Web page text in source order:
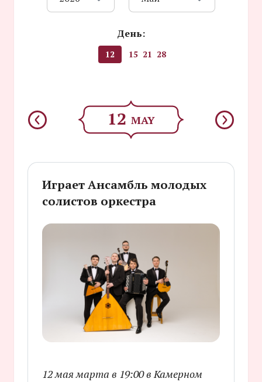
День:
12 15 21 28
12 MAY
Играет Ансамбль молодых
солистов оркестра
12 мая марта в 19:00 в Камерном